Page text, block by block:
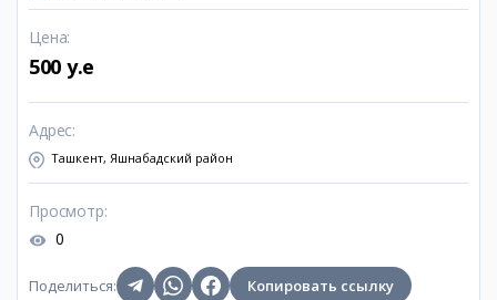
Цена:
500 y.e
Адрес:
Ташкент, Яшнабадский район
Просмотр:
0
Поделиться: Копировать ссылку